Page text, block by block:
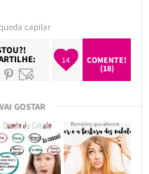
capilar
14
COMENTE!
(18)
GOSTAR